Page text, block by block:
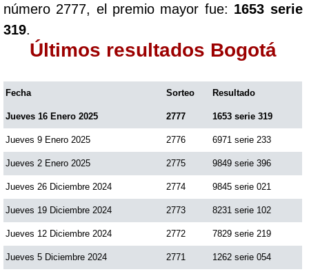
número 2777, el premio mayor fue: 1653 serie
319.
Últimos resultados Bogotá
Fecha Sorteo Resultado
Jueves 16 Enero 2025 2777 1653 serie 319
Jueves 9 Enero 2025 2776 6971 serie 233
Jueves 2 Enero 2025 2775 9849 serie 396
Jueves 26 Diciembre 2024 2774 9845 serie 021
Jueves 19 Diciembre 2024 2773 8231 serie 102
Jueves 12 Diciembre 2024 2772 7829 serie 219
Jueves 5 Diciembre 2024 2771 1262 serie 054